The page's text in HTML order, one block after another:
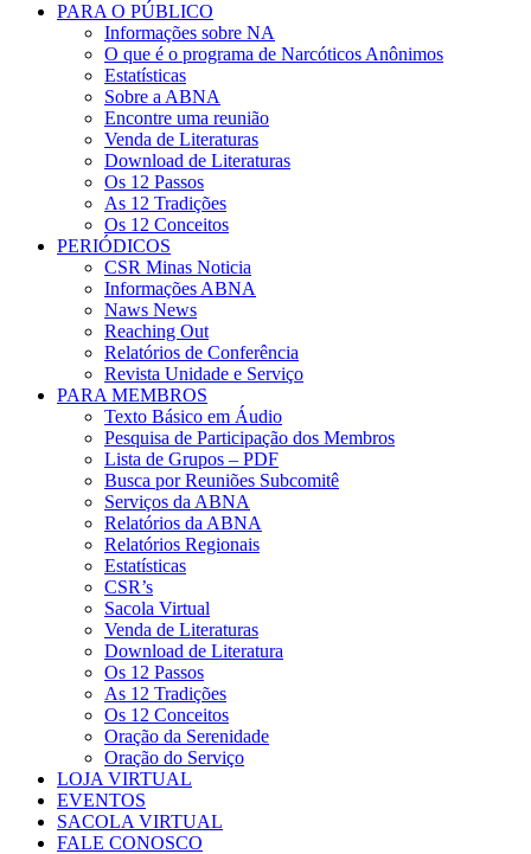
PARA O PÚBLICO
Informações sobre NA
O que é o programa de Narcóticos Anônimos
Estatísticas
Sobre a ABNA
Encontre uma reunião
Venda de Literaturas
Download de Literaturas
Os 12 Passos
As 12 Tradições
Os 12 Conceitos
PERIÓDICOS
CSR Minas Noticia
Informações ABNA
Naws News
Reaching Out
Relatórios de Conferência
Revista Unidade e Serviço
PARA MEMBROS
Texto Básico em Áudio
Pesquisa de Participação dos Membros
Lista de Grupos – PDF
Busca por Reuniões Subcomitê
Serviços da ABNA
Relatórios da ABNA
Relatórios Regionais
Estatísticas
CSR’s
Sacola Virtual
Venda de Literaturas
Download de Literatura
Os 12 Passos
As 12 Tradições
Os 12 Conceitos
Oração da Serenidade
Oração do Serviço
LOJA VIRTUAL
EVENTOS
SACOLA VIRTUAL
FALE CONOSCO